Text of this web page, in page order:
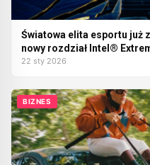
Światowa elita esportu już
nowy rozdział Intel®
22 sty 2026
BIZNES